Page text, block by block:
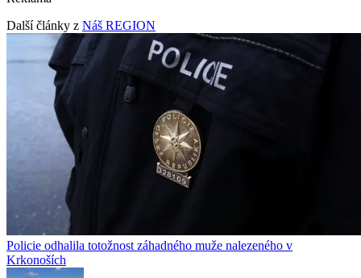
Další články z Náš REGION
Policie odhalila totožnost záhadného muže nalezeného v
Krkonoších